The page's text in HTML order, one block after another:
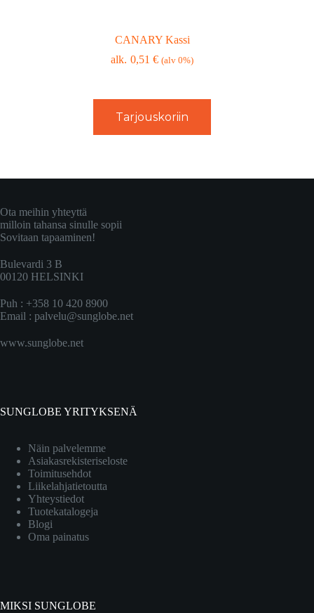
CANARY Kassi
0,51€ (alv 0%)
Tarjouskoriin
Ota meihin yhteyttä
milloin tahansa sinulle sopii
Sovitaan tapaaminen!
Bulevardi 3 B
00120 HELSINKI
Puh : +358 10 420 8900
Email : palvelu@sunglobe.net
www.sunglobe.net
SUNGLOBE YRITYKSENÄ
Näin palvelemme
Asiakasrekisteriseloste
Toimitusehdot
Liikelahjatietoutta
Yhteystiedot
Tuotekatalogeja
Blogi
Oma painatus
MIKSI SUNGLOBE